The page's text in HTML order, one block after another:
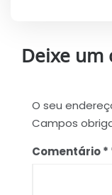
Deixe
O seu
Campos
Comentário*